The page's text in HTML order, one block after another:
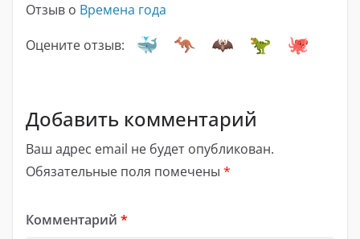
Отзыв о Времена года
Оцените отзыв:
Добавить комментарий
Ваш адрес email не будет опубликован.
Обязательные поля помечены *
Комментарий *